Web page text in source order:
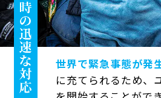
世界で緊急事態が発
に充てられるため、